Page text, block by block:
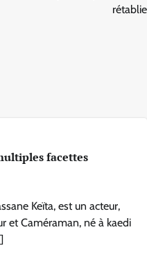
rétablie
facettes
Keïta, est un acteur,
et Caméraman, né à kaedi